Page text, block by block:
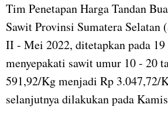
Tim Penetapan Harga Tandan
Sawit Provinsi Sumatera Selatan
II - Mei 2022, ditetapkan pada
menyepakati sawit umur 10 - 20
591,92/Kg menjadi Rp 3.047,72/
selanjutnya dilakukan pada